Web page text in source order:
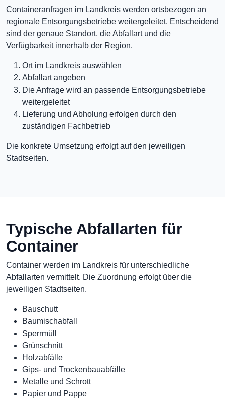
Containeranfragen im Landkreis werden ortsbezogen an
regionale Entsorgungsbetriebe weitergeleitet. Entscheidend
sind der genaue Standort, die Abfallart und die
Verfügbarkeit innerhalb der Region.
Ort im Landkreis auswählen
Abfallart angeben
Die Anfrage wird an passende Entsorgungsbetriebe
weitergeleitet
Lieferung und Abholung erfolgen durch den
zuständigen Fachbetrieb
Die konkrete Umsetzung erfolgt auf den jeweiligen
Stadtseiten.
Typische Abfallarten für
Container
Container werden im Landkreis für unterschiedliche
Abfallarten vermittelt. Die Zuordnung erfolgt über die
jeweiligen Stadtseiten.
Bauschutt
Baumischabfall
Sperrmüll
Grünschnitt
Holzabfälle
Gips- und Trockenbauabfälle
Metalle und Schrott
Papier und Pappe